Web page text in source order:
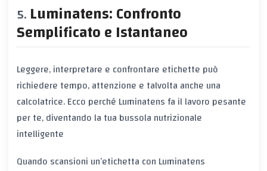
Luminatens: Confronto
Semplificato e Istantaneo
Leggere, interpretare e confrontare etichette può
richiedere tempo, attenzione e talvolta anche una
calcolatrice. Ecco perché Luminatens fa il lavoro pesante
per te, diventando la tua bussola nutrizionale
intelligente
Quando scansioni un’etichetta con Luminatens